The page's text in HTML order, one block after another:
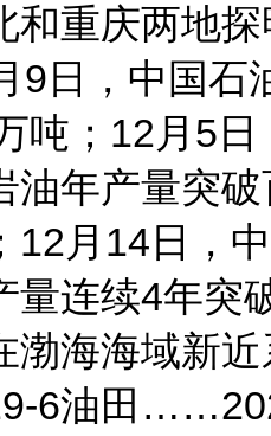
和重庆两地
9日，中国石
吨；12月5
油年产量突
12月14日，
量连续4年突
渤海海域新
6油田